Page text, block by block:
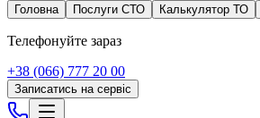
Головна Послуги СТО Калькулятор ТО
Телефонуйте зараз
+38 (066) 777 20 00
Записатись на сервіс